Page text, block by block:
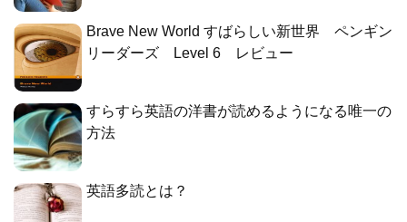
Brave New World すばらしい新世界 ペンギン
リーダーズ Level 6 レビュー
すらすら英語の洋書が読めるようになる唯一の
方法
英語多読とは？